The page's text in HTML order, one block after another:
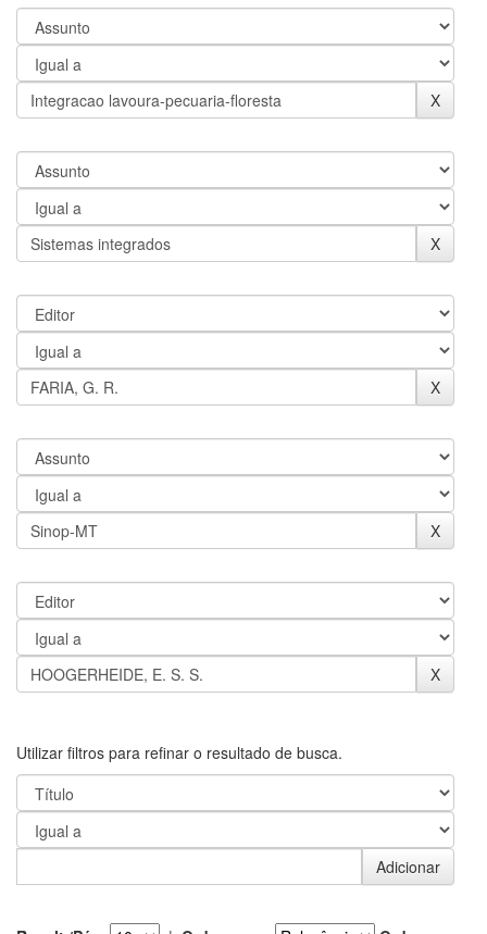
Utilizar filtros para refinar o resultado de busca.